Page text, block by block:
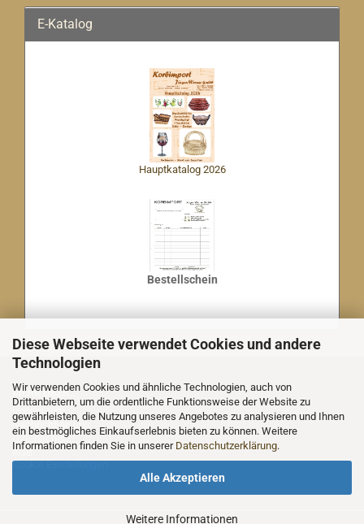
Diese Webseite verwendet Cookies und andere
Technologien
Wir verwenden Cookies und ähnliche Technologien, auch von
Drittanbietern, um die ordentliche Funktionsweise der Website zu
gewährleisten, die Nutzung unseres Angebotes zu analysieren und Ihnen
ein bestmögliches Einkaufserlebnis bieten zu können. Weitere
Informationen finden Sie in unserer Datenschutzerklärung.
Alle Akzeptieren
Weitere Informationen
E-Katalog
Hauptkatalog 2026
Bestellschein
MEHR ÜBER...
Impressum
Nachricht an uns
Datenschutz
AGB
Cookie Einstellungen